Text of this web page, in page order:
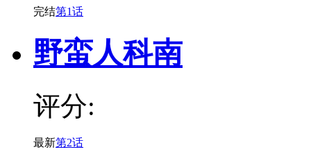
完结第1话
野蛮人科南
评分:
最新第2话